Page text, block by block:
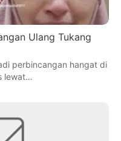
Ulang Tukang
perbincangan hangat di
lewat…